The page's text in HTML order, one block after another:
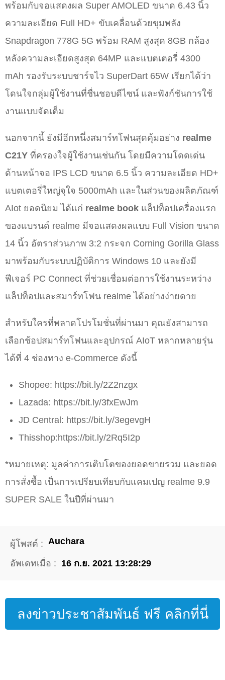
พร้อมกับจอแสดงผล Super AMOLED ขนาด 6.43 นิ้ว
ความละเอียด Full HD+ ขับเคลื่อนด้วยขุมพลัง
Snapdragon 778G 5G พร้อม RAM สูงสุด 8GB กล้อง
หลังความละเอียดสูงสุด 64MP และแบตเตอรี่ 4300
mAh รองรับระบบชาร์จไว SuperDart 65W เรียกได้ว่า
โดนใจกลุ่มผู้ใช้งานที่ชื่นชอบดีไซน์ และฟังก์ชันการใช้
งานแบบจัดเต็ม
นอกจากนี้ ยังมีอีกหนึ่งสมาร์ทโฟนสุดคุ้มอย่าง realme
C21Y ที่ครองใจผู้ใช้งานเช่นกัน โดยมีความโดดเด่น
ด้านหน้าจอ IPS LCD ขนาด 6.5 นิ้ว ความละเอียด HD+
แบตเตอรี่ใหญ่จุใจ 5000mAh และในส่วนของผลิตภัณฑ์
AIot ยอดนิยม ได้แก่ realme book แล็ปท็อปเครื่องแรก
ของแบรนด์ realme มีจอแสดงผลแบบ Full Vision ขนาด
14 นิ้ว อัตราส่วนภาพ 3:2 กระจก Corning Gorilla Glass
มาพร้อมกับระบบปฏิบัติการ Windows 10 และยังมี
ฟีเจอร์ PC Connect ที่ช่วยเชื่อมต่อการใช้งานระหว่าง
แล็ปท็อปและสมาร์ทโฟน realme ได้อย่างง่ายดาย
สำหรับใครที่พลาดโปรโมชั่นที่ผ่านมา คุณยังสามารถ
เลือกช้อปสมาร์ทโฟนและอุปกรณ์ AIoT หลากหลายรุ่น
ได้ที่ 4 ช่องทาง e-Commerce ดังนี้
Shopee: https://bit.ly/2Z2nzgx
Lazada: https://bit.ly/3fxEwJm
JD Central: https://bit.ly/3egevgH
Thisshop:https://bit.ly/2Rq5I2p
*หมายเหตุ: มูลค่าการเติบโตของยอดขายรวม และยอด
การสั่งซื้อ เป็นการเปรียบเทียบกับแคมเปญ realme 9.9
SUPER SALE ในปีที่ผ่านมา
ผู้โพสต์ : Auchara
อัพเดทเมื่อ : 16 ก.ย. 2021 13:28:29
ลงข่าวประชาสัมพันธ์ ฟรี คลิกที่นี่